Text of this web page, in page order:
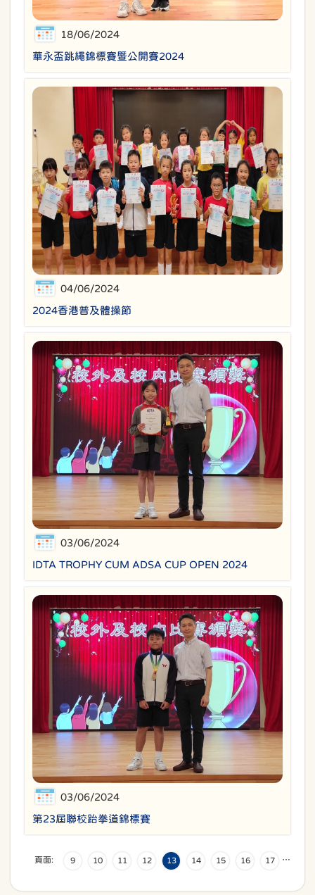
18/06/2024
華永盃跳繩錦標賽暨公開賽2024
04/06/2024
2024香港普及體操節
03/06/2024
IDTA TROPHY CUM ADSA CUP OPEN 2024
03/06/2024
第23屆聯校跆拳道錦標賽
頁面: …
9 10 11 12 13 14 15 16 17